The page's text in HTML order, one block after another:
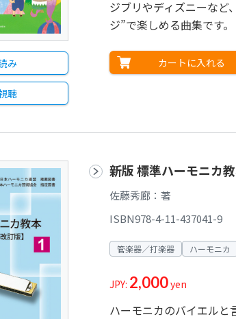
み
聴
ジブリやディズニーなど
ジ”で楽しめる曲集です。
カートに入れる
新版 標準ハーモニカ
佐藤秀廊：著
ISBN978-4-11-437041-9
管楽器／打楽器 ハーモニカ
JPY: 2,000yen
ハーモニカのバイエルと